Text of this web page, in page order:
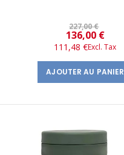
227,00 €
Prix
spécial
136,00 €
111,48 €
AJOUTER AU PANIER